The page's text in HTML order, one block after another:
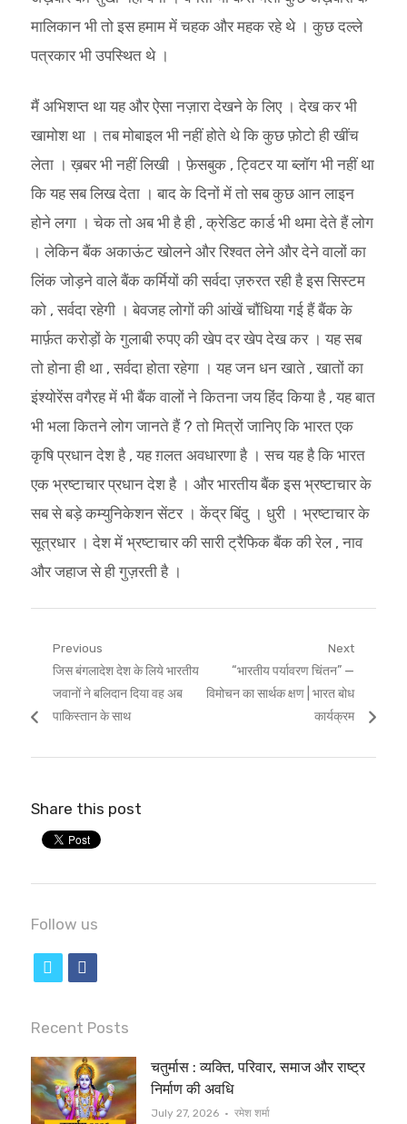
मालिकान भी तो इस हमाम में चहक और महक रहे थे । कुछ दल्ले
पत्रकार भी उपस्थित थे ।
मैं अभिशप्त था यह और ऐसा नज़ारा देखने के लिए । देख कर भी
खामोश था । तब मोबाइल भी नहीं होते थे कि कुछ फ़ोटो ही खींच
लेता । ख़बर भी नहीं लिखी । फ़ेसबुक , ट्विटर या ब्लॉग भी नहीं था
कि यह सब लिख देता । बाद के दिनों में तो सब कुछ आन लाइन
होने लगा । चेक तो अब भी है ही , क्रेडिट कार्ड भी थमा देते हैं लोग
। लेकिन बैंक अकाऊंट खोलने और रिश्वत लेने और देने वालों का
लिंक जोड़ने वाले बैंक कर्मियों की सर्वदा ज़रुरत रही है इस सिस्टम
को , सर्वदा रहेगी । बेवजह लोगों की आंखें चौंधिया गई हैं बैंक के
मार्फ़त करोड़ों के गुलाबी रुपए की खेप दर खेप देख कर । यह सब
तो होना ही था , सर्वदा होता रहेगा । यह जन धन खाते , खातों का
इंश्योरेंस वगैरह में भी बैंक वालों ने कितना जय हिंद किया है , यह बात
भी भला कितने लोग जानते हैं ? तो मित्रों जानिए कि भारत एक
कृषि प्रधान देश है , यह ग़लत अवधारणा है । सच यह है कि भारत
एक भ्रष्टाचार प्रधान देश है । और भारतीय बैंक इस भ्रष्टाचार के
सब से बड़े कम्युनिकेशन सेंटर । केंद्र बिंदु । धुरी । भ्रष्टाचार के
सूत्रधार । देश में भ्रष्टाचार की सारी ट्रैफिक बैंक की रेल , नाव
और जहाज से ही गुज़रती है ।
Post
navigation
Previous
Previous
post:
जिस बंगलादेश देश के लिये भारतीय
जवानों ने बलिदान दिया वह अब
पाकिस्तान के साथ
Next
Next
post:
“भारतीय पर्यावरण चिंतन” —
विमोचन का सार्थक क्षण | भारत बोध
कार्यक्रम
Share this post
Follow us
i
t
t
e
c
e
b
o
Recent Posts
चतुर्मास : व्यक्ति, परिवार, समाज और राष्ट्र
निर्माण की अवधि
July 27, 2026 Author
रमेश शर्मा